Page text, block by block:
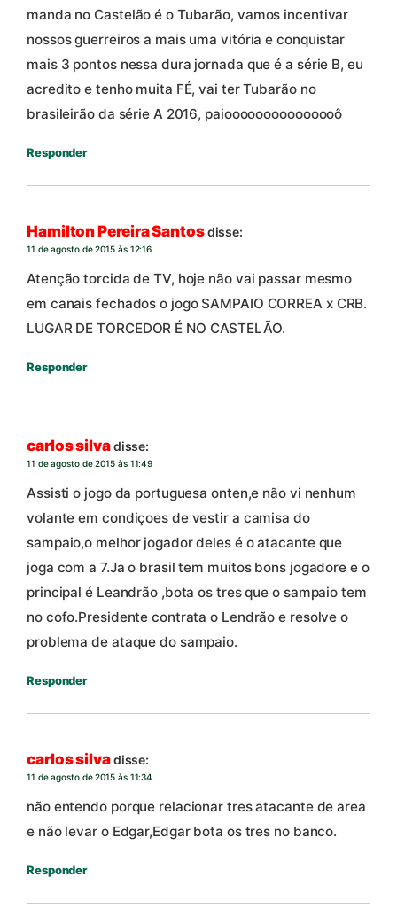
manda no Castelão é o Tubarão, vamos incentivar
nossos guerreiros a mais uma vitória e conquistar
mais 3 pontos nessa dura jornada que é a série B, eu
acredito e tenho muita FÉ, vai ter Tubarão no
brasileirão da série A 2016, paiooooooooooooooô
Responder
Hamilton Pereira Santosdisse:
11 de agosto de 2015 às 12:16
Atenção torcida de TV, hoje não vai passar mesmo
em canais fechados o jogo SAMPAIO CORREA x CRB.
LUGAR DE TORCEDOR É NO CASTELÃO.
Responder
carlos silvadisse:
11 de agosto de 2015 às 11:49
Assisti o jogo da portuguesa onten,e não vi nenhum
volante em condiçoes de vestir a camisa do
sampaio,o melhor jogador deles é o atacante que
joga com a 7.Ja o brasil tem muitos bons jogadore e o
principal é Leandrão ,bota os tres que o sampaio tem
no cofo.Presidente contrata o Lendrão e resolve o
problema de ataque do sampaio.
Responder
carlos silvadisse:
11 de agosto de 2015 às 11:34
não entendo porque relacionar tres atacante de area
e não levar o Edgar,Edgar bota os tres no banco.
Responder